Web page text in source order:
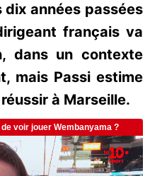
années passées
français va
dans un contexte
mais Passi estime
à Marseille.